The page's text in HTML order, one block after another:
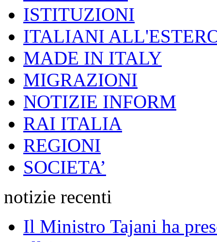
ISTITUZIONI
ITALIANI
MADE IN ITALY
MIGRAZIONI
NOTIZIE INFORM
RAI ITALIA
REGIONI
SOCIETA’
notizie recenti
Il Ministro Tajani ha